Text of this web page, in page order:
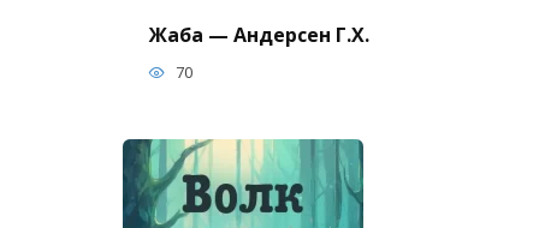
Жаба — Андерсен Г.Х.
70